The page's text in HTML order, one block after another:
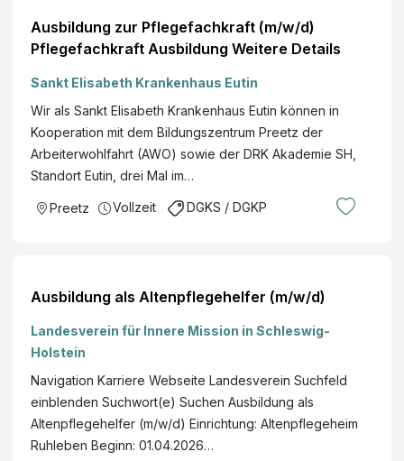
Ausbildung zur Pflegefachkraft (m/w/d)
Pflegefachkraft Ausbildung Weitere Details
Sankt Elisabeth Krankenhaus Eutin
Wir als Sankt Elisabeth Krankenhaus Eutin können in
Kooperation mit dem Bildungszentrum Preetz der
Arbeiterwohlfahrt (AWO) sowie der DRK Akademie SH,
Standort Eutin, drei Mal im…
Preetz Vollzeit DGKS / DGKP
Ausbildung als Altenpflegehelfer (m/w/d)
Landesverein für Innere Mission in Schleswig-
Holstein
Navigation Karriere Webseite Landesverein Suchfeld
einblenden Suchwort(e) Suchen Ausbildung als
Altenpflegehelfer (m/w/d) Einrichtung: Altenpflegeheim
Ruhleben Beginn: 01.04.2026…